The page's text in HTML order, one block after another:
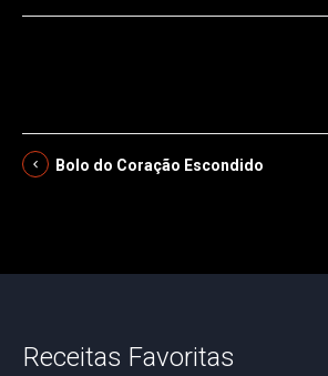
Bolo do Coração Escondido
Receitas Favoritas